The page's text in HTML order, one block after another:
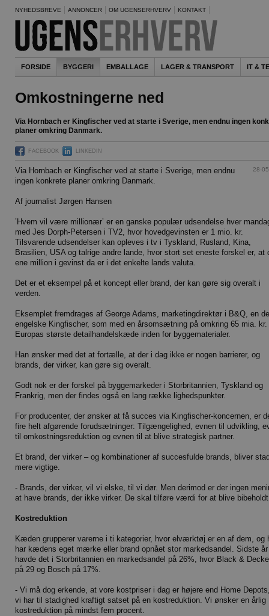
NYHEDSBREVE ANNONCER OM UGENSERHVERV KONTAKT
FORSIDE BYGGERI EMBALLAGE LAGER & TRANSPORT IT &
Omkostningerne ned
Via Hornbach er Kingfischer ved at starte i Sverige, men endnu ingen
planer omkring Danmark.
FACEBOOK LINKEDIN
28-
Via Hornbach er Kingfischer ved at starte i Sverige, men endnu
ingen konkrete planer omkring Danmark.
Af journalist Jørgen Hansen
’Hvem vil være millionær’ er en ganske populær udsendelse hver
med Jes Dorph-Petersen i TV2, hvor hovedgevinsten er 1 mio. kr.
Tilsvarende udsendelser kan opleves i tv i Tyskland, Rusland, Kina,
Brasilien, USA og talrige andre lande, hvor stort set eneste forskel er, at
ene million i gevinst da er i det enkelte lands valuta.
Det er et eksempel på et koncept eller brand, der kan gøre sig overalt i
verden.
Eksemplet fremdrages af George Adams, marketingdirektør i B&Q, en
engelske Kingfischer, som med en årsomsætning på omkring 65 mia. kr.
Europas største detailhandelskæde inden for byggematerialer.
Han ønsker med det at fortælle, at der i dag ikke er nogen barrierer, og
brands, der virker, kan gøre sig overalt.
Godt nok er der forskel på byggemarkeder i Storbritannien, Tyskland og
Frankrig, men der findes også en lang række lighedspunkter.
For producenter, der ønsker at få succes via Kingfischer-koncernen, er
fire helt afgørende forudsætninger: Tilgængelighed, evnen til udvikling,
til omkostningsreduktion og evnen til at blive strategisk partner.
Et brand, der virker – og kombinationer af succesfulde brands, bliver
mere vigtige.
- Brands, der virker, vil vi elske, til vi dør. Men derimod er der ingen
at have brands, der ikke virker. De skal tilføre værdi for at blive
Kostreduktion
Kæden grupperer varerne i ti kategorier, hvor elværktøj er en af dem, og
har kædens eget mærke eller brand opnået stor markedsandel. Sidste år
havde det i Storbritannien en markedsandel på 26%, hvor Black &
på 29 og Bosch på 17%.
- Vi må dog erkende, at vore kostpriser i dag er højere end Home
vi har til stadighed kraftigt satset på en kostreduktion. Vi ønsker en årlig
kostreduktion på mindst fem procent.